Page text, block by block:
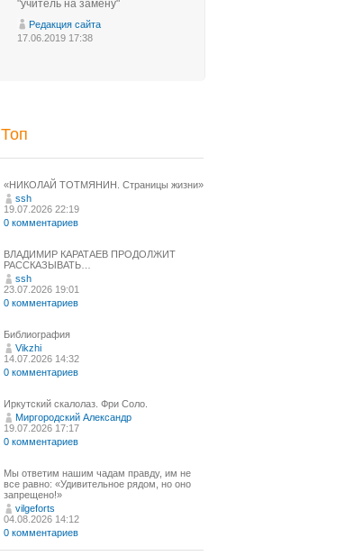
"учитель на замену"
Редакция сайта
17.06.2019 17:38
Топ
«НИКОЛАЙ ТОТМЯНИН. Страницы жизни»
ssh
19.07.2026 22:19
0 комментариев
ВЛАДИМИР КАРАТАЕВ ПРОДОЛЖИТ
РАССКАЗЫВАТЬ…
ssh
23.07.2026 19:01
0 комментариев
Библиография
Vikzhi
14.07.2026 14:32
0 комментариев
Иркутский скалолаз. Фри Соло.
Миргородский Александр
19.07.2026 17:17
0 комментариев
Мы ответим нашим чадам правду, им не
все равно: «Удивительное рядом, но оно
запрещено!»
vilgeforts
04.08.2026 14:12
0 комментариев